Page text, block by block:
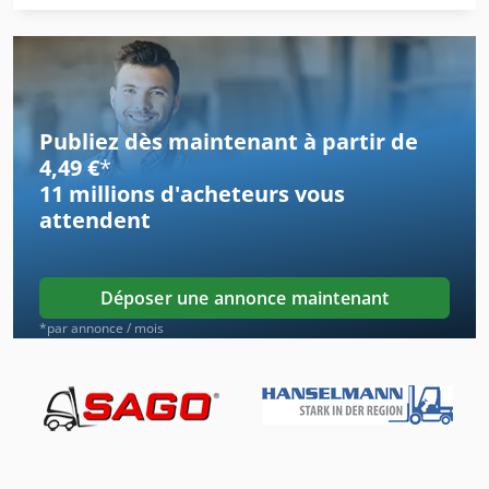
Plateau De Sol De Compartiment
Plateaux De Baguette
Remorque De Camion
Remorque De Chantier
Remorque Pour
Semi Remorque
Semi Remorque Benne
Tracteur De Montagne
Publiez dès maintenant à partir de
4,49 €*
11 millions d'acheteursvous
attendent
Déposer une annonce maintenant
*par annonce / mois